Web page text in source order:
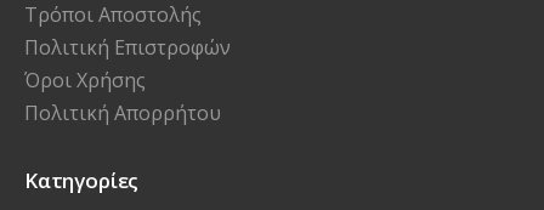
Τρόποι Αποστολής
Πολιτική Επιστροφών
Όροι Χρήσης
Πολιτική Απορρήτου
Κατηγορίες